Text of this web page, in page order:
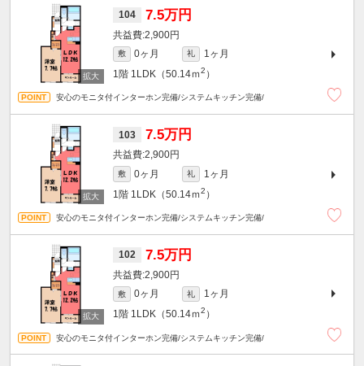
104 7.5万円
2,900円
敷 0ヶ月 礼
1ヶ月
1階 1LDK（50.14ｍ2 ）
安心のモニタ付インターホン完備/システムキッチン完備/
103 7.5万円
2,900円
敷 0ヶ月 礼
1ヶ月
1階 1LDK（50.14ｍ2 ）
安心のモニタ付インターホン完備/システムキッチン完備/
102 7.5万円
2,900円
敷 0ヶ月 礼
1ヶ月
1階 1LDK（50.14ｍ2 ）
安心のモニタ付インターホン完備/システムキッチン完備/